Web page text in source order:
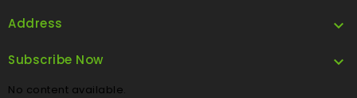
Address 
Subscribe Now 
No content available.